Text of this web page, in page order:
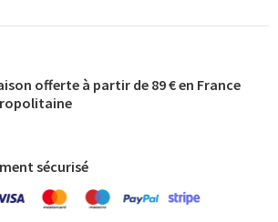
offerte à partir de 89 € en France
sécurisé